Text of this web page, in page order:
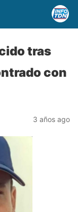
tras
con
3 años ago